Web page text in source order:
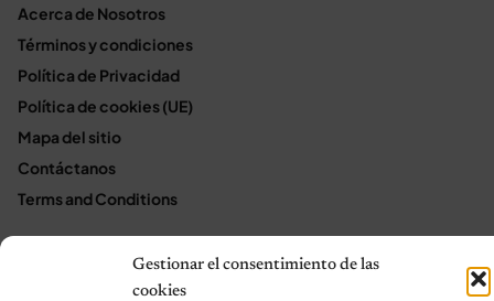
Gestionar el consentimiento de las
cookies
Acerca de Nosotros
Términos y condiciones
Política de Privacidad
Política de cookies (UE)
Mapa del sitio
Contáctanos
Terms and Conditions
© 2026 Notas de Mascotas